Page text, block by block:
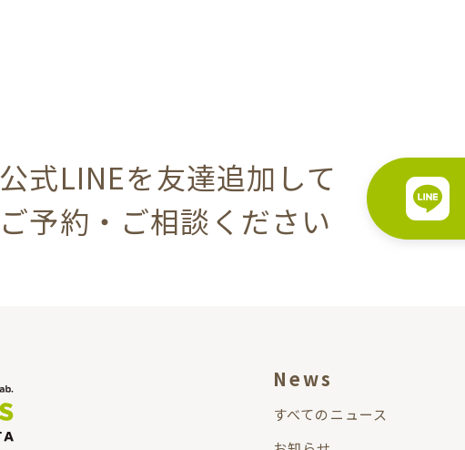
公式LINEを友達追加して
ご予約・ご相談ください
News
すべてのニュース